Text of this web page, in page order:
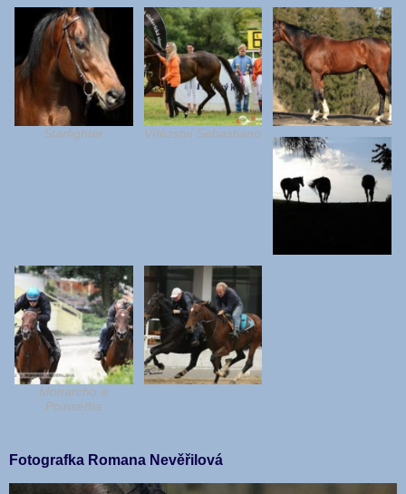
Starfighter Vítězství Sebastiano
Monarcho a
Poinsettia
Fotografka Romana Nevěřilová